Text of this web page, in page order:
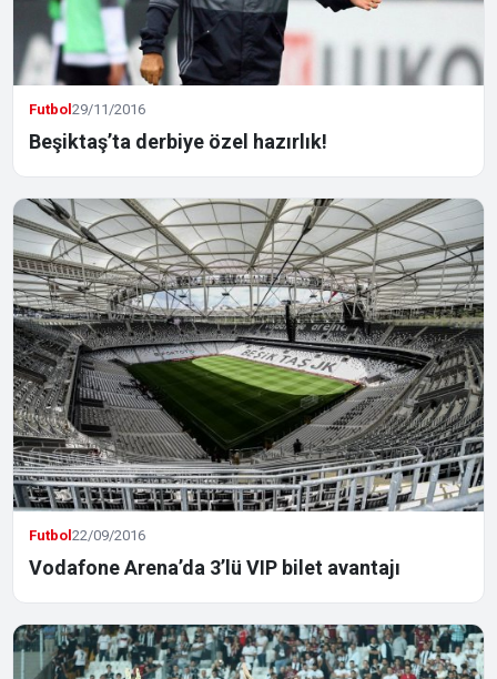
Futbol29/11/2016
Beşiktaş’ta derbiye özel hazırlık!
Futbol22/09/2016
Vodafone Arena’da 3’lü VIP bilet avantajı